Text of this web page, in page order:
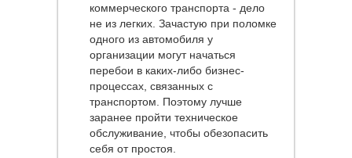
коммерческого транспорта - дело
не из легких. Зачастую при поломке
одного из автомобиля у
организации могут начаться
перебои в каких-либо бизнес-
процессах, связанных с
транспортом. Поэтому лучше
заранее пройти техническое
обслуживание, чтобы обезопасить
себя от простоя.